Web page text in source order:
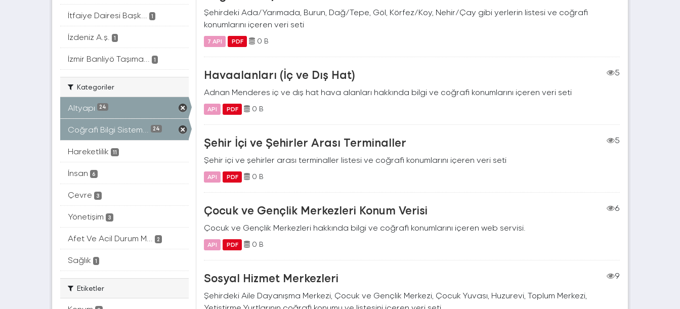
İtfaiye Dairesi Başk... 1
İzdeniz A.ş. 1
İzmir Banliyö Taşıma... 1
Kategoriler
Altyapı 24
Coğrafi Bilgi Sistem... 24
Hareketlilik 11
İnsan 6
Çevre 3
Yönetişim 3
Afet Ve Acil Durum M... 2
Sağlık 1
Etiketler
Şehirdeki Ada/Yarımada, Burun, Dağ/Tepe, Göl, Körfez/Koy, Nehir/Çay gibi yerlerin listesi ve coğrafi
konumlarını içeren veri seti
7 API PDF 0 B
Havaalanları (İç ve Dış Hat)
5
Adnan Menderes iç ve dış hat hava alanları hakkında bilgi ve coğrafi konumlarını içeren veri seti
API PDF 0 B
Şehir İçi ve Şehirler Arası Terminaller
5
Şehir içi ve şehirler arası terminaller listesi ve coğrafi konumlarını içeren veri seti
API PDF 0 B
Çocuk ve Gençlik Merkezleri Konum Verisi
6
Çocuk ve Gençlik Merkezleri hakkında bilgi ve coğrafi konumlarını içeren web servisi.
API PDF 0 B
Sosyal Hizmet Merkezleri
9
Şehirdeki Aile Dayanışma Merkezi, Çocuk ve Gençlik Merkezi, Çocuk Yuvası, Huzurevi, Toplum Merkezi,